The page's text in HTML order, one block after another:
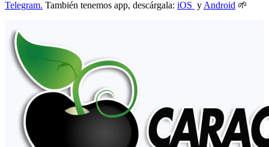
Telegram. También tenemos app, descárgala: iOS y Android 🌱